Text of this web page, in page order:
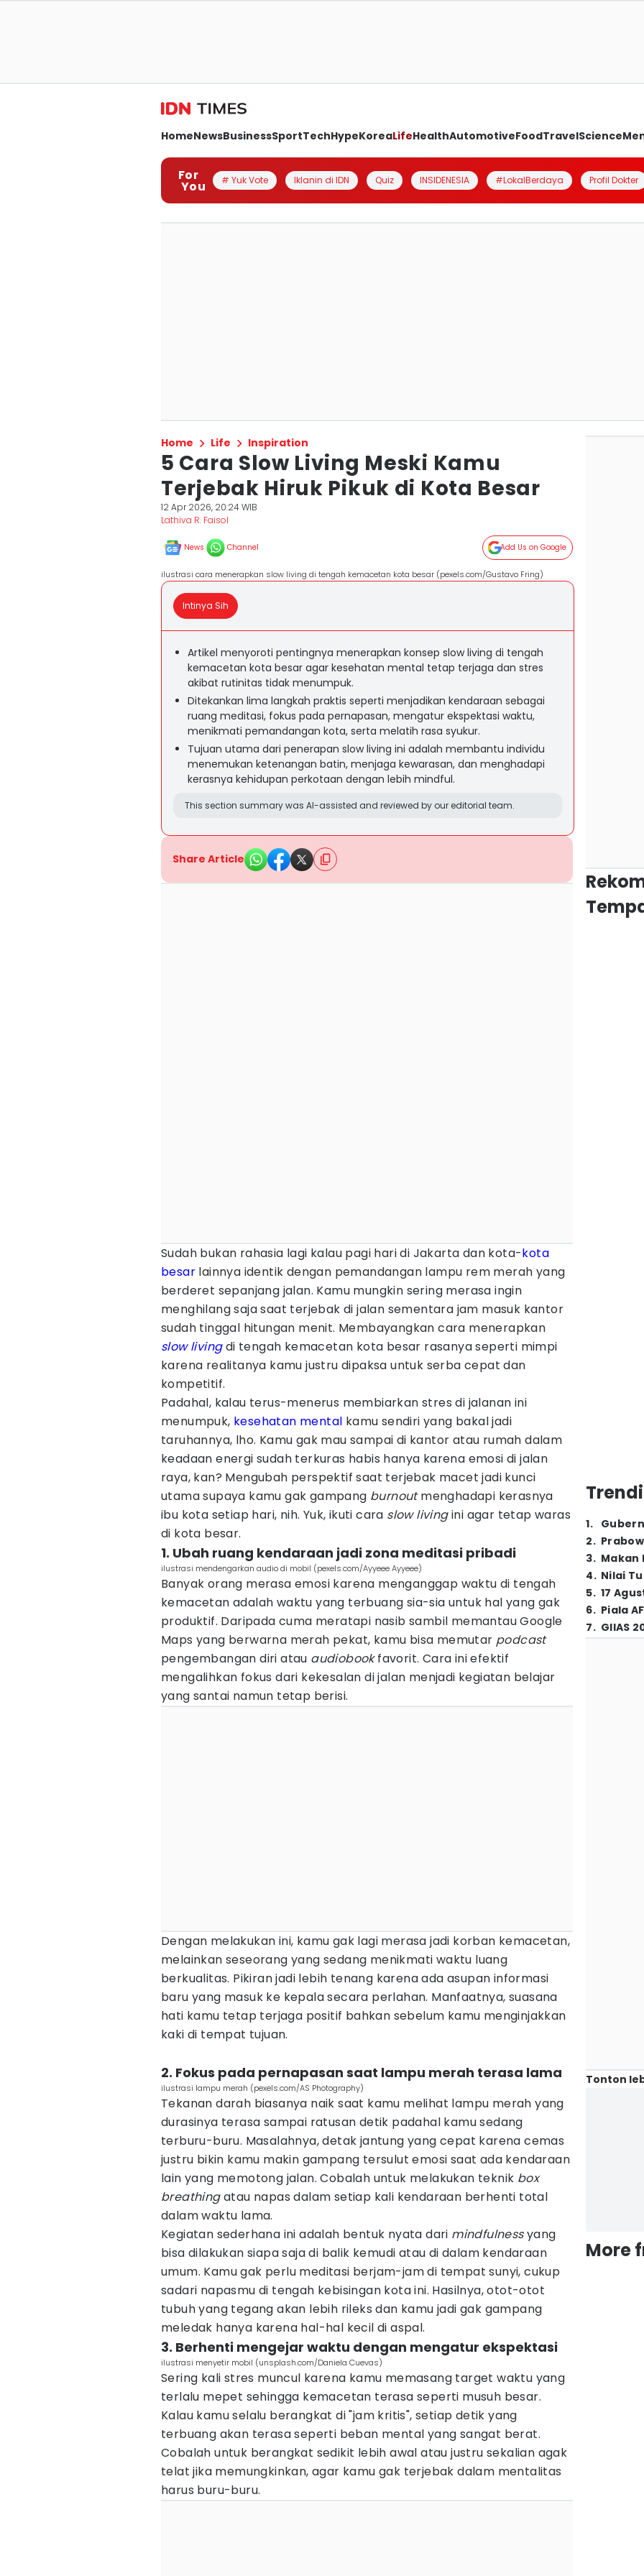
HomeNewsBusinessSportTechHypeKoreaLifeHealthAutomotiveFoodTravelScience
For
You # Yuk Vote Iklanin di IDN Quiz INSIDENESIA #LokalBerdaya Profil Dokter
Home Life Inspiration
5 Cara Slow Living Meski Kamu
Terjebak Hiruk Pikuk di Kota Besar
12 Apr 2026, 20:24 WIB
Lathiva R. Faisol
News Channel Add Us on Google
ilustrasi cara menerapkan slow living di tengah kemacetan kota besar (pexels.com/Gustavo Fring)
Intinya Sih
Artikel menyoroti pentingnya menerapkan konsep slow living di tengah
kemacetan kota besar agar kesehatan mental tetap terjaga dan stres
akibat rutinitas tidak menumpuk.
Ditekankan lima langkah praktis seperti menjadikan kendaraan sebagai
ruang meditasi, fokus pada pernapasan, mengatur ekspektasi waktu,
menikmati pemandangan kota, serta melatih rasa syukur.
Tujuan utama dari penerapan slow living ini adalah membantu individu
menemukan ketenangan batin, menjaga kewarasan, dan menghadapi
kerasnya kehidupan perkotaan dengan lebih mindful.
This section summary was AI-assisted and reviewed by our editorial team.
Share Article
Sudah bukan rahasia lagi kalau pagi hari di Jakarta dan kota-kota
besar lainnya identik dengan pemandangan lampu rem merah yang
berderet sepanjang jalan. Kamu mungkin sering merasa ingin
menghilang saja saat terjebak di jalan sementara jam masuk kantor
sudah tinggal hitungan menit. Membayangkan cara menerapkan
slow livingdi tengah kemacetan kota besar rasanya seperti mimpi
karena realitanya kamu justru dipaksa untuk serba cepat dan
kompetitif.
Padahal, kalau terus-menerus membiarkan stres di jalanan ini
menumpuk, kesehatan mental kamu sendiri yang bakal jadi
taruhannya, lho. Kamu gak mau sampai di kantor atau rumah dalam
keadaan energi sudah terkuras habis hanya karena emosi di jalan
raya, kan? Mengubah perspektif saat terjebak macet jadi kunci
utama supaya kamu gak gampang burnoutmenghadapi kerasnya
ibu kota setiap hari, nih. Yuk, ikuti cara slow livingini agar tetap waras
di kota besar.
1. Ubah ruang kendaraan jadi zona meditasi pribadi
ilustrasi mendengarkan audio di mobil (pexels.com/Ayyeee Ayyeee)
Banyak orang merasa emosi karena menganggap waktu di tengah
kemacetan adalah waktu yang terbuang sia-sia untuk hal yang gak
produktif. Daripada cuma meratapi nasib sambil memantau Google
Maps yang berwarna merah pekat, kamu bisa memutar podcast
pengembangan diri atau audiobookfavorit. Cara ini efektif
mengalihkan fokus dari kekesalan di jalan menjadi kegiatan belajar
yang santai namun tetap berisi.
Dengan melakukan ini, kamu gak lagi merasa jadi korban kemacetan,
melainkan seseorang yang sedang menikmati waktu luang
berkualitas. Pikiran jadi lebih tenang karena ada asupan informasi
baru yang masuk ke kepala secara perlahan. Manfaatnya, suasana
hati kamu tetap terjaga positif bahkan sebelum kamu menginjakkan
kaki di tempat tujuan.
2. Fokus pada pernapasan saat lampu merah terasa lama
ilustrasi lampu merah (pexels.com/AS Photography)
Tekanan darah biasanya naik saat kamu melihat lampu merah yang
durasinya terasa sampai ratusan detik padahal kamu sedang
terburu-buru. Masalahnya, detak jantung yang cepat karena cemas
justru bikin kamu makin gampang tersulut emosi saat ada kendaraan
lain yang memotong jalan. Cobalah untuk melakukan teknik box
breathingatau napas dalam setiap kali kendaraan berhenti total
dalam waktu lama.
Kegiatan sederhana ini adalah bentuk nyata dari mindfulnessyang
bisa dilakukan siapa saja di balik kemudi atau di dalam kendaraan
umum. Kamu gak perlu meditasi berjam-jam di tempat sunyi, cukup
sadari napasmu di tengah kebisingan kota ini. Hasilnya, otot-otot
tubuh yang tegang akan lebih rileks dan kamu jadi gak gampang
meledak hanya karena hal-hal kecil di aspal.
3. Berhenti mengejar waktu dengan mengatur ekspektasi
ilustrasi menyetir mobil (unsplash.com/Daniela Cuevas)
Sering kali stres muncul karena kamu memasang target waktu yang
terlalu mepet sehingga kemacetan terasa seperti musuh besar.
Kalau kamu selalu berangkat di "jam kritis", setiap detik yang
terbuang akan terasa seperti beban mental yang sangat berat.
Cobalah untuk berangkat sedikit lebih awal atau justru sekalian agak
telat jika memungkinkan, agar kamu gak terjebak dalam mentalitas
harus buru-buru.
1.
2.
3. Makan
4. Nilai
5. 17
6. Piala
7. GIIAS
Tonton
More